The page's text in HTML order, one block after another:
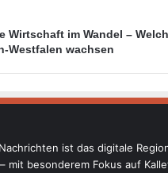
Wirtschaft im Wandel –
Westfalen wachsen
ist das digitale
mit besonderem Fokus auf